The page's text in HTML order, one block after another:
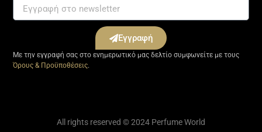
Εγγραφή
Με την εγγραφή σας στο ενημερωτικό μας δελτίο συμφωνείτε με τους
Όρους & Προϋποθέσεις.
All rights reserved © 2024 Perfume World